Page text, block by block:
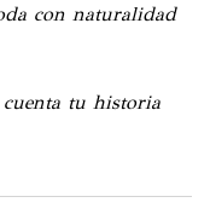
con naturalidad
tu historia